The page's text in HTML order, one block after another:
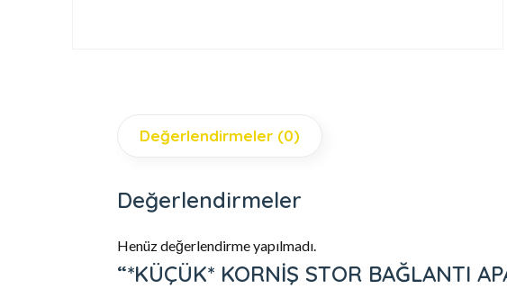
Değerlendirmeler (0)
Değerlendirmeler
Henüz değerlendirme yapılmadı.
“*KÜÇÜK* KORNİŞ STOR BAĞLANTI